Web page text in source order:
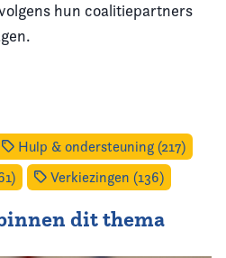
hun coalitiepartners
Hulp & ondersteuning (217)
Verkiezingen (136)
dit thema